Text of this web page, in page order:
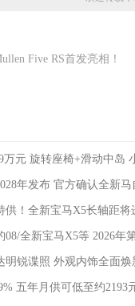
Five RS首发亮相！
万元 旋转座椅+滑动中岛
年发布 官方确认全新
供！全新宝马X5长轴距将
08/全新宝马X5等 2026年
明锐谍照 外观内饰全面焕
五年月供可低至约2193